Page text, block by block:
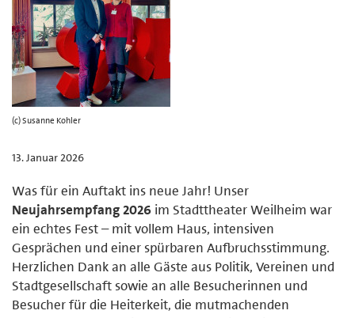
(c) Susanne Kohler
13. Januar 2026
Was für ein Auftakt ins neue Jahr! Unser
Neujahrsempfang 2026 im Stadttheater Weilheim war
ein echtes Fest – mit vollem Haus, intensiven
Gesprächen und einer spürbaren Aufbruchsstimmung.
Herzlichen Dank an alle Gäste aus Politik, Vereinen und
Stadtgesellschaft sowie an alle Besucherinnen und
Besucher für die Heiterkeit, die mutmachenden